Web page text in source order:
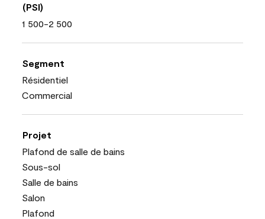
(PSI)
1 500-2 500
Segment
Résidentiel
Commercial
Projet
Plafond de salle de bains
Sous-sol
Salle de bains
Salon
Plafond